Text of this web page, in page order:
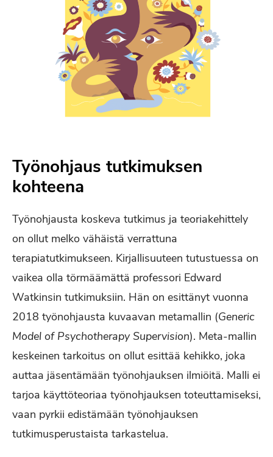
Työnohjaus tutkimuksen
kohteena
Työnohjausta koskeva tutkimus ja teoriakehittely
on ollut melko vähäistä verrattuna
terapiatutkimukseen. Kirjallisuuteen tutustuessa on
vaikea olla törmäämättä professori Edward
Watkinsin tutkimuksiin. Hän on esittänyt vuonna
2018 työnohjausta kuvaavan metamallin (Generic
Model of Psychotherapy Supervision). Meta-mallin
keskeinen tarkoitus on ollut esittää kehikko, joka
auttaa jäsentämään työnohjauksen ilmiöitä. Malli ei
tarjoa käyttöteoriaa työnohjauksen toteuttamiseksi,
vaan pyrkii edistämään työnohjauksen
tutkimusperustaista tarkastelua.